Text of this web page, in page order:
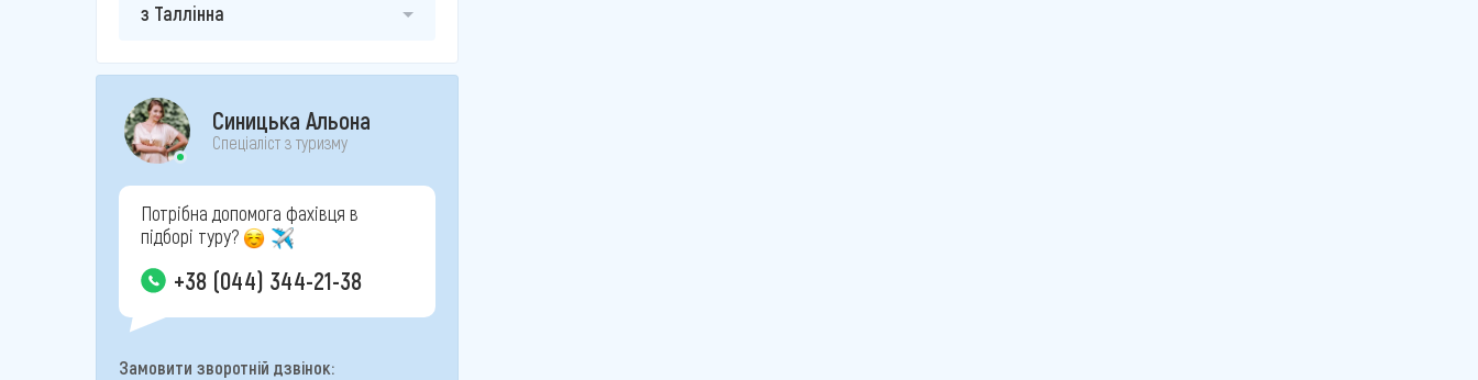
з Таллінна
Синицька Альона
Спеціаліст з туризму
Потрібна допомога фахівця в
підборі туру?
+38 (044) 344-21-38
Замовити зворотній дзвінок: